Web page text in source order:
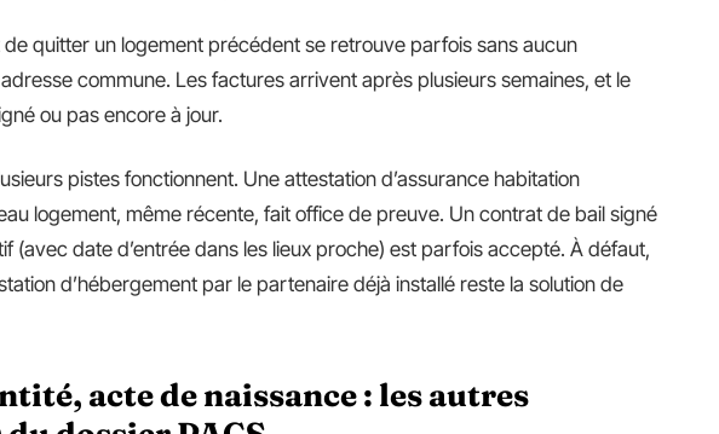
quitter un logement précédent se retrouve parfois sans aucun
commune. Les factures arrivent après plusieurs semaines, et le
ou pas encore à jour.
pistes fonctionnent. Une attestation d’assurance habitation
logement, même récente, fait office de preuve. Un contrat de bail signé
(avec date d’entrée dans les lieux proche) est parfois accepté. À défaut,
d’hébergement par le partenaire déjà installé reste la solution de
acte de naissance : les autres